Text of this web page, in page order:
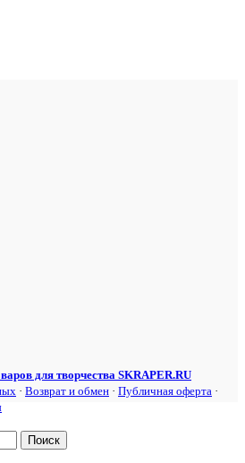
для творчества SKRAPER.RU
· Возврат и обмен · Публичная оферта ·
Поиск